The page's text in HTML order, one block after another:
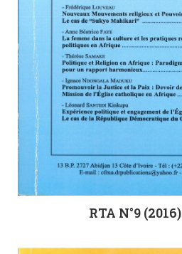
RTA N°9 (2016)